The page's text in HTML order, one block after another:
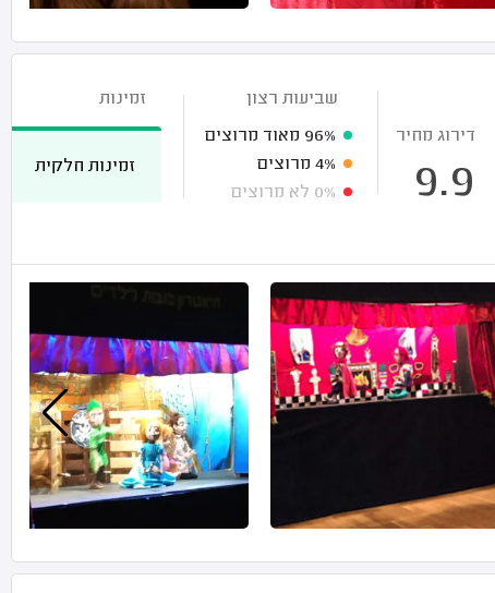
דירוג מחיר
9.9
שביעות רצון
96% מאוד מרוצים
4% מרוצים
0% לא מרוצים
זמינות
זמינות חלקית